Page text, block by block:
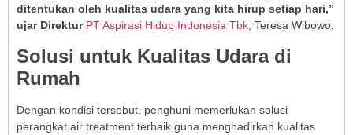
ditentukan oleh kualitas udara yang kita hirup setiap hari,”
ujar Direktur PT Aspirasi Hidup Indonesia Tbk, Teresa Wibowo.
Solusi untuk Kualitas Udara di
Rumah
Dengan kondisi tersebut, penghuni memerlukan solusi
perangkat air treatment terbaik guna menghadirkan kualitas